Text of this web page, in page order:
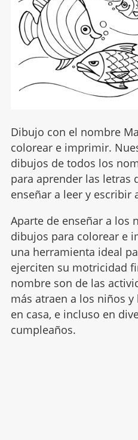
Dibujo con el nombre
colorear e imprimir.
dibujos de todos los
para aprender las letras
enseñar a leer y escribir
Aparte de enseñar a los
dibujos para colorear e
una herramienta ideal
ejerciten su motricidad
nombre son de las
más atraen a los niños
en casa, e incluso en
cumpleaños.